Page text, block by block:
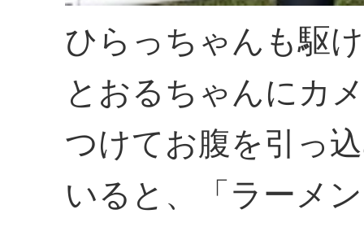
ひらっちゃんも駆
とおるちゃんにカ
つけてお腹を引っ
いると、「ラーメ